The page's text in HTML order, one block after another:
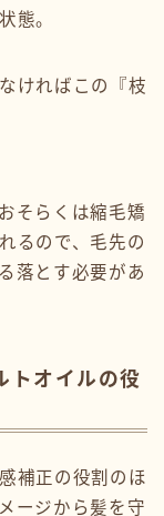
態。
ければこの『枝
そらくは縮毛矯
るので、毛先の
落とす必要があ
トオイルの役
補正の役割のほ
ージから髪を守